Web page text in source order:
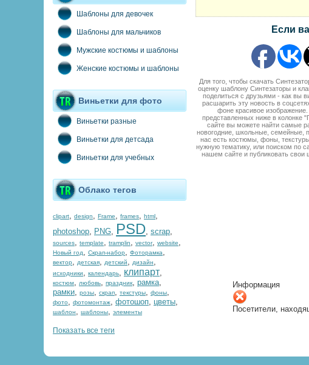
Шаблоны для девочек
Шаблоны для мальчиков
Мужские костюмы и шаблоны
Женские костюмы и шаблоны
Виньетки для фото
Виньетки разные
Виньетки для детсада
Виньетки для учебных
Облако тегов
clipart, design, Frame, frames, html,
photoshop, PNG, PSD, scrap,
sources, template, tramplin, vector, website,
Новый год, Скрап-набор, Фоторамка,
вектор, детская, детский, дизайн,
исходники, календарь, клипарт,
костюм, любовь, праздник, рамка,
рамки, розы, скрап, текстуры, фоны,
фото, фотомонтаж, фотошоп, цветы,
шаблон, шаблоны, элементы
Показать все теги
Если
Для того, чтобы скачать
оценку шаблону Синтезаторы и
поделиться с друзьями - как вы
расшарить эту новость в
фоне красивое
представленных ниже в
сайте вы можете найти самые
новогодние, школьные, семейные,
нас есть костюмы, фоны,
нужную тематику, или поиском по
нашем сайте и публиковать
Информация
Посетители,